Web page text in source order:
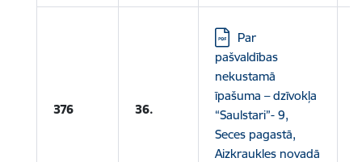
376 36.
Lejupielādēt:
Par
pašvaldības
nekustamā
īpašuma – dzīvokļa
“Saulstari”- 9,
Seces pagastā,
Aizkraukles novadā